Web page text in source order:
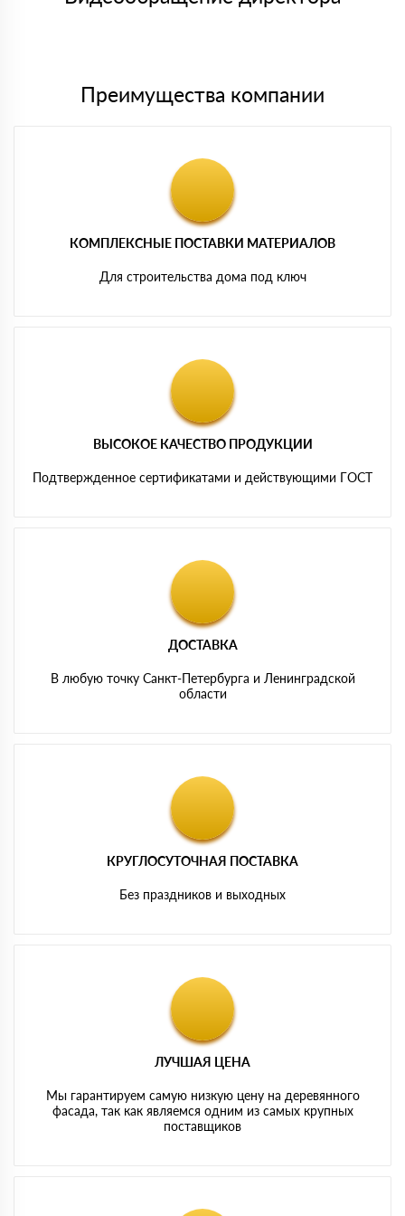
Преимущества компании
КОМПЛЕКСНЫЕ ПОСТАВКИ МАТЕРИАЛОВ
Для строительства дома под ключ
ВЫСОКОЕ КАЧЕСТВО ПРОДУКЦИИ
Подтвержденное сертификатами и действующими ГОСТ
ДОСТАВКА
В любую точку Санкт-Петербурга и Ленинградской
области
КРУГЛОСУТОЧНАЯ ПОСТАВКА
Без праздников и выходных
ЛУЧШАЯ ЦЕНА
Мы гарантируем самую низкую цену на деревянного
фасада, так как являемся одним из самых крупных
поставщиков